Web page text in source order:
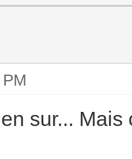
sur...